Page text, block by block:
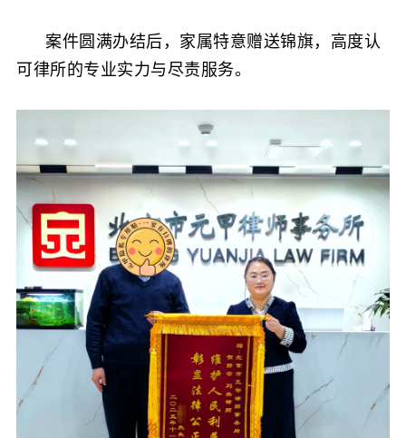
案件圆满办结后，家属特意赠送锦旗，高度认
可律所的专业实力与尽责服务。